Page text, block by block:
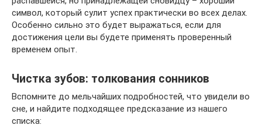
символ, который сулит успех практически во всех делах.
Особенно сильно это будет выражаться, если для
достижения цели вы будете применять проверенный
временем опыт.
Чистка зубов: толкования сонников
Вспомните до мельчайших подробностей, что увидели во
сне, и найдите подходящее предсказание из нашего
списка: